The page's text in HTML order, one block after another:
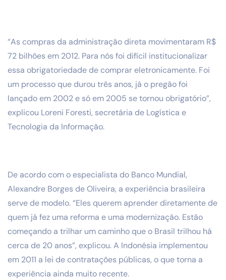
“As compras da administração direta movimentaram R$
72 bilhões em 2012. Para nós foi difícil institucionalizar
essa obrigatoriedade de comprar eletronicamente. Foi
um processo que durou três anos, já o pregão foi
lançado em 2002 e só em 2005 se tornou obrigatório”,
explicou Loreni Foresti, secretária de Logística e
Tecnologia da Informação.
De acordo com o especialista do Banco Mundial,
Alexandre Borges de Oliveira, a experiência brasileira
serve de modelo. “Eles querem aprender diretamente de
quem já fez uma reforma e uma modernização. Estão
começando a trilhar um caminho que o Brasil trilhou há
cerca de 20 anos”, explicou. A Indonésia implementou
em 2011 a lei de contratações públicas, o que torna a
experiência ainda muito recente.